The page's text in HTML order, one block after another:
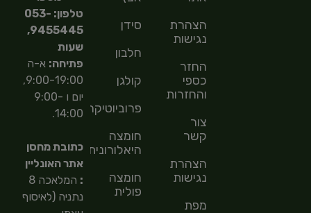
הצהרת
נגישות
החזר
כספי
והחזרות
צור
קשר
הצהרת
נגישות
מפת
סידן
חלבון
קולגן
פרוביוטיקה
חומצה
היאלורונית
חומצה
פולית
טלפון: 053-
9455445,
שעות
פתיחה: א-ה
9:00-19:00,
יום ו 9:00-
14:00.
כתובת מחסן
אתר האונליין
:
המלאכה 8
נתניה (לאיסוף